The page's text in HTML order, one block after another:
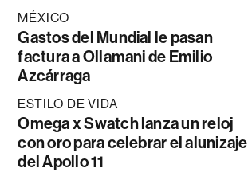
MÉXICO
Gastos del Mundial le pasan
factura a Ollamani de Emilio
Azcárraga
ESTILO DE VIDA
Omega x Swatch lanza un reloj
con oro para celebrar el alunizaje
del Apollo 11